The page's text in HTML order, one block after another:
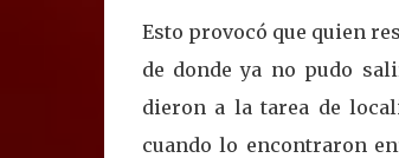
Esto provocó que quien
de donde ya no pudo
dieron a la tarea de
cuando lo encontraron